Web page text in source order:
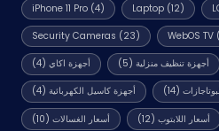
iPhone 11 Pro (4) Laptop(12)
Security Cameras (23) WebOS TV
أجهزة اكاي(4) أجهزة تنظيف منزلية (5)
أجهزة كاسيل الكهربائية(4) (14)
أسعار الغسالات(10) أسعار اللابتوب (12)